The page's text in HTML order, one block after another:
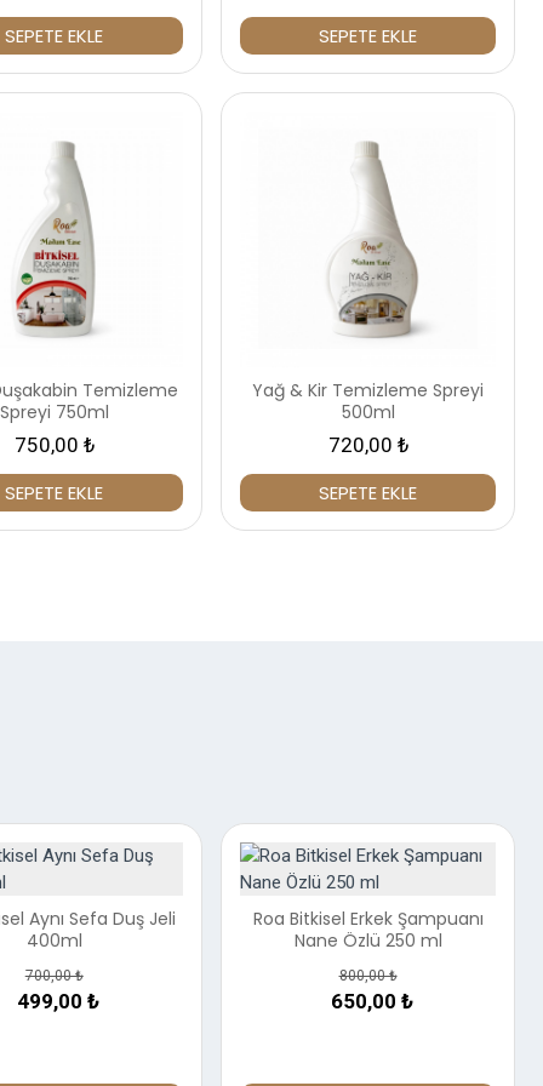
SEPETE EKLE SEPETE EKLE
Temizleme
Spreyi 750ml
750,00 ₺
SEPETE EKLE
Yağ & Kir Temizleme Spreyi
500ml
720,00 ₺
SEPETE EKLE
Aynı Sefa Duş Jeli
400ml
700,00 ₺
499,00 ₺
Roa Bitkisel Erkek Şampuanı
Nane Özlü 250 ml
800,00 ₺
650,00 ₺